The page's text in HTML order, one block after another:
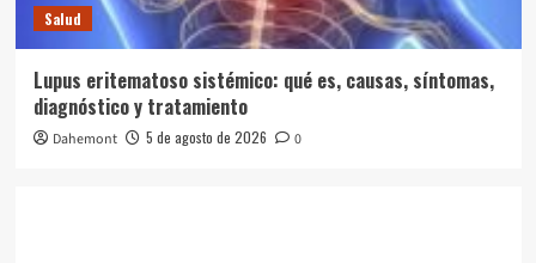
Salud
Lupus eritematoso sistémico: qué es, causas, síntomas,
diagnóstico y tratamiento
Dahemont 5 de agosto de 2026 0